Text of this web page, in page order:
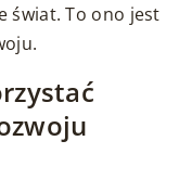
świat. To ono jest